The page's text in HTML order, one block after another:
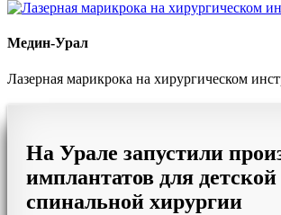
Медин-Урал
Лазерная марикрока на хирургическом
На Урале запустили
имплантатов для детской
спинальной хирургии